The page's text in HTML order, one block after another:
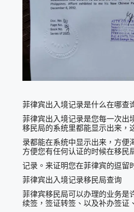
菲律宾出入境记录是什么在哪查
菲律宾出入境记录是您每一次出
移民局的系统里都能显示出来，
录都能在系统中显示出来，方便
方便您有任何认证的时候在移民
记录。来证明您在菲律宾的逗留
菲律宾出入境记录移民局查询
菲律宾移民局可以办理的业务是
续签，签证转签、以及补办签证